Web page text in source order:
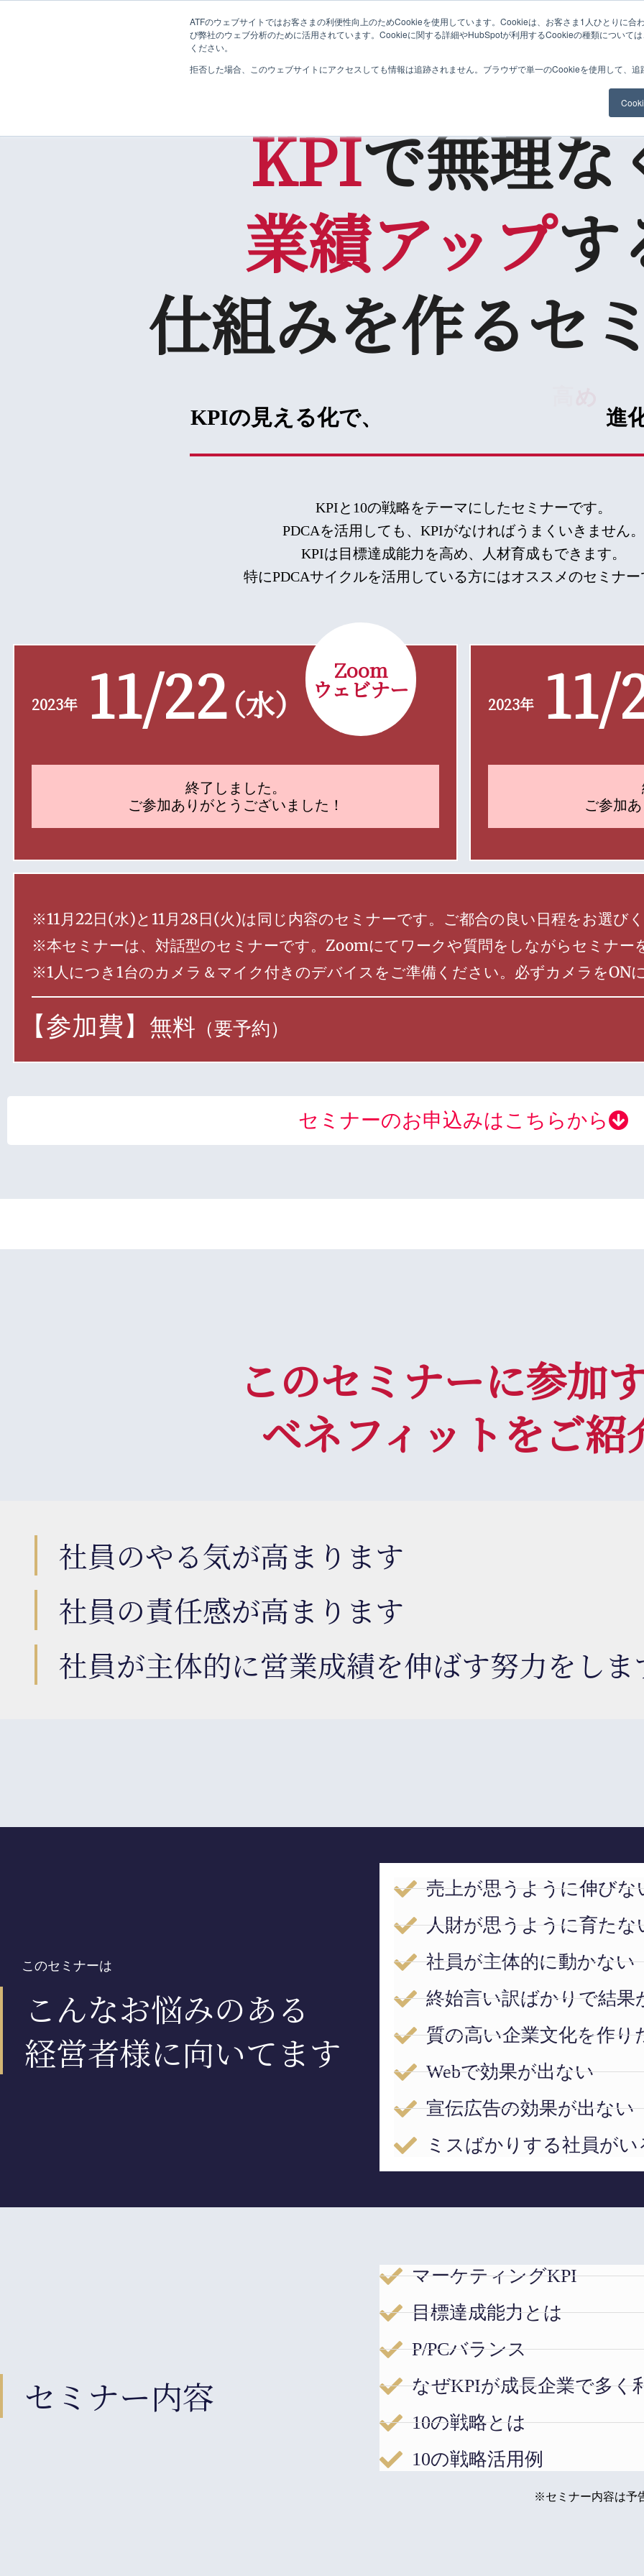
ATFのウェブサイトではお客さまの利便性向上のためCookieを使用しています。Cookieは、お客さま1人ひとりに合
び弊社のウェブ分析のために活用されています。Cookieに関する詳細やHubSpotが利用するCookieの種類について
ください。
拒否した場合、このウェブサイトにアクセスしても情報は追跡されません。ブラウザで単一のCookieを使用して、
KPIと10の戦略セミナー
KPIで無理な
業績アップす
仕組みを作るセ
KPIの見える化で、 進
KPIと10の戦略をテーマにしたセミナーです。
PDCAを活用しても、KPIがなければうまくいきません。
KPIは目標達成能力を高め、人材育成もできます。
特にPDCAサイクルを活用している方にはオススメのセミナ
2023年 11/22（水）
Zoom
ウェビナー
終了しました。
ご参加ありがとうございました！
2023年 11/
ご参加
※11月22日(水)と11月28日(火)は同じ内容のセミナーです。ご都合の良い日程をお選び
※本セミナーは、対話型のセミナーです。Zoomにてワークや質問をしながらセミナー
※1人につき1台のカメラ＆マイク付きのデバイスをご準備ください。必ずカメラをON
【参加費】 無料 （要予約）
セミナーのお申込みはこちらから
このセミナーに参加
ベネフィットをご紹
社員のやる気が高まります
社員の責任感が高まります
社員が主体的に営業成績を伸ばす努力をしま
このセミナーは
こんなお悩みのある
経営者様に向いてます
売上が思うように伸びな
人財が思うように育たな
社員が主体的に動かない
終始言い訳ばかりで結果
質の高い企業文化を作り
Webで効果が出ない
宣伝広告の効果が出ない
ミスばかりする社員がい
セミナー内容
マーケティングKPI
目標達成能力とは
P/PCバランス
なぜKPIが成長企業で多く
10の戦略とは
10の戦略活用例
※セミナー内容は予